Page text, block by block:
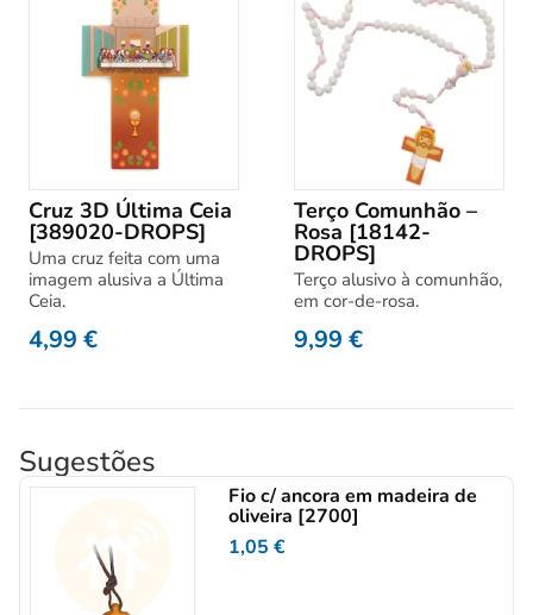
Cruz 3D Última Ceia
[389020-DROPS]
Uma cruz feita com uma
imagem alusiva a Última
Ceia.
4,99 €
Terço Comunhão –
Rosa [18142-
DROPS]
Terço alusivo à comunhão,
em cor-de-rosa.
9,99 €
Sugestões
Fio c/ ancora em madeira de
oliveira [2700]
1,05€